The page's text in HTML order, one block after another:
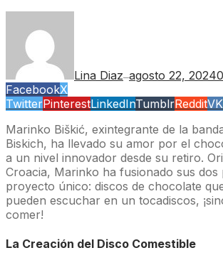
Lina Diaz—agosto 22, 20240
FacebookX
TwitterPinterestLinkedInTumblrRedditVK
Marinko Biškić, exintegrante de la
Biskich, ha llevado su amor por el
a un nivel innovador desde su retiro.
Croacia, Marinko ha fusionado sus dos
proyecto único: discos de chocolate
pueden escuchar en un tocadiscos,
comer!
La Creación del Disco Comestible